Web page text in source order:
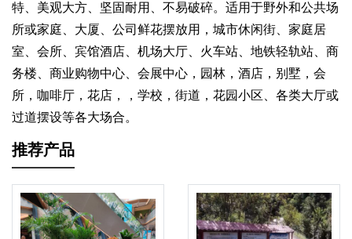
特、美观大方、坚固耐用、不易破碎。适用于野外和公共场
所或家庭、大厦、公司鲜花摆放用，城市休闲街、家庭居
室、会所、宾馆酒店、机场大厅、火车站、地铁轻轨站、商
务楼、商业购物中心、会展中心，园林，酒店，别墅，会
所，咖啡厅，花店，，学校，街道，花园小区、各类大厅或
过道摆设等各大场合。
推荐产品